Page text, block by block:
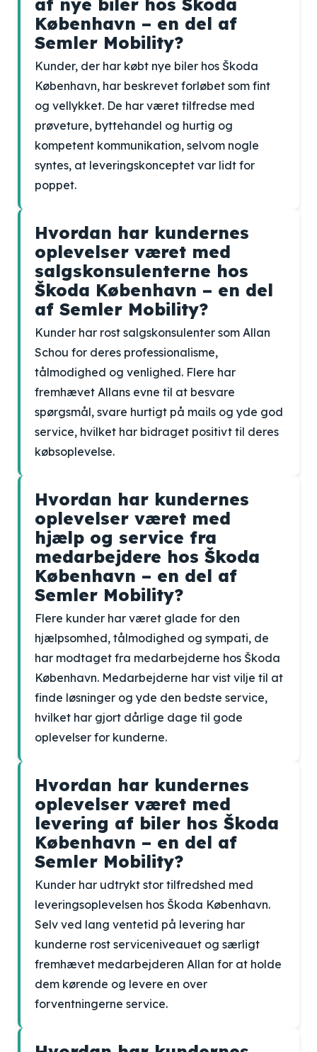
af nye biler hos Škoda
København – en del af
Semler Mobility?
Kunder, der har købt nye biler hos Škoda
København, har beskrevet forløbet som fint
og vellykket. De har været tilfredse med
prøveture, byttehandel og hurtig og
kompetent kommunikation, selvom nogle
syntes, at leveringskonceptet var lidt for
poppet.
Hvordan har kundernes
oplevelser været med
salgskonsulenterne hos
Škoda København – en del
af Semler Mobility?
Kunder har rost salgskonsulenter som Allan
Schou for deres professionalisme,
tålmodighed og venlighed. Flere har
fremhævet Allans evne til at besvare
spørgsmål, svare hurtigt på mails og yde god
service, hvilket har bidraget positivt til deres
købsoplevelse.
Hvordan har kundernes
oplevelser været med
hjælp og service fra
medarbejdere hos Škoda
København – en del af
Semler Mobility?
Flere kunder har været glade for den
hjælpsomhed, tålmodighed og sympati, de
har modtaget fra medarbejderne hos Škoda
København. Medarbejderne har vist vilje til at
finde løsninger og yde den bedste service,
hvilket har gjort dårlige dage til gode
oplevelser for kunderne.
Hvordan har kundernes
oplevelser været med
levering af biler hos Škoda
København – en del af
Semler Mobility?
Kunder har udtrykt stor tilfredshed med
leveringsoplevelsen hos Škoda København.
Selv ved lang ventetid på levering har
kunderne rost serviceniveauet og særligt
fremhævet medarbejderen Allan for at holde
dem kørende og levere en over
forventningerne service.